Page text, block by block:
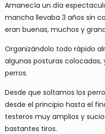
Amanecía un día
mancha llevaba 3 años sin
eran buenas, muchos y
Organizándolo todo rápido
algunas posturas colocadas,
perros.
Desde que soltamos los
desde el principio hasta el
testeros muy amplios y
bastantes tiros.